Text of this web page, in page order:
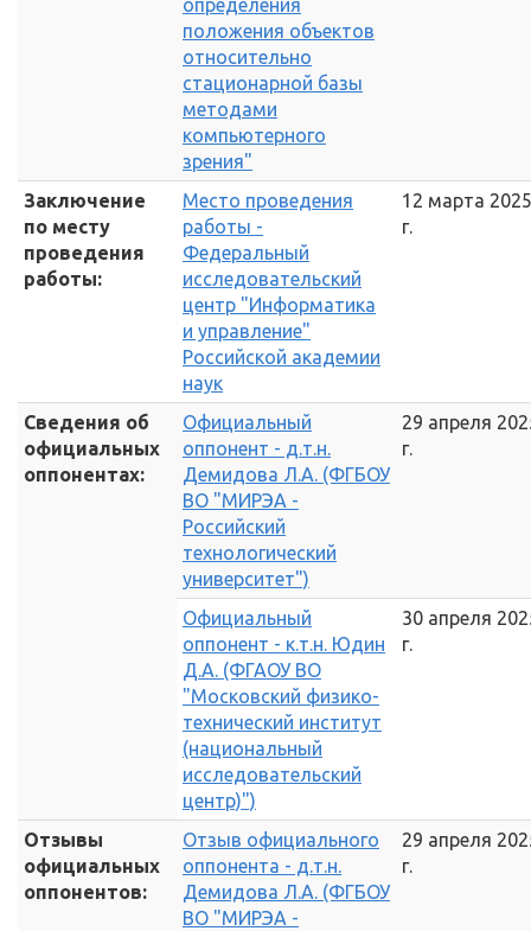
определения
положения объектов
относительно
стационарной базы
методами
компьютерного
зрения"
Заключение
по месту
проведения
работы:
Место проведения
работы -
Федеральный
исследовательский
центр "Информатика
и управление"
Российской академии
наук
12 марта 2025
г.
Сведения об
официальных
оппонентах:
Официальный
оппонент - д.т.н.
Демидова Л.А. (ФГБОУ
ВО "МИРЭА -
Российский
технологический
университет")
29 апреля
г.
Официальный
оппонент - к.т.н. Юдин
Д.А. (ФГАОУ ВО
"Московский физико-
технический институт
(национальный
исследовательский
центр)")
30 апреля
г.
Отзывы
официальных
оппонентов:
Отзыв официального
оппонента - д.т.н.
Демидова Л.А. (ФГБОУ
ВО "МИРЭА -
29 апреля
г.